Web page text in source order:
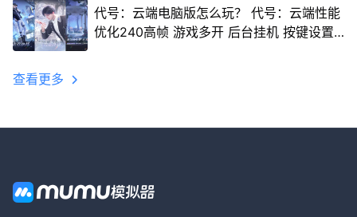
代号：云端电脑版怎么玩？ 代号：云端性能
优化240高帧 游戏多开 后台挂机 按键设置
查看更多